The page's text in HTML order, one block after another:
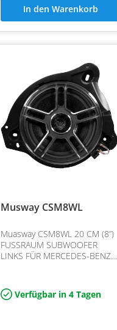
In den Warenkorb
Musway CSM8WL
Muasway CSM8WL 20 CM (8”)
FUSSRAUM SUBWOOFER
LINKS FÜR MERCEDES-BENZ
Membranen und effiziente
Neodym-Magnet-Antriebe…
Verfügbar in 4 Tagen